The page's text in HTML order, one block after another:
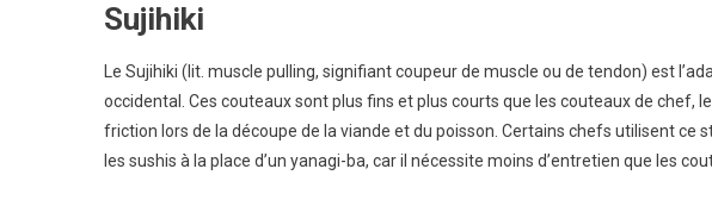
Sujihiki
Le Sujihiki (lit. muscle pulling, signifiant coupeur de muscle ou de tendon) est
occidental. Ces couteaux sont plus fins et plus courts que les couteaux de chef,
friction lors de la découpe de la viande et du poisson. Certains chefs utilisent ce
les sushis à la place d’un yanagi-ba, car il nécessite moins d’entretien que les